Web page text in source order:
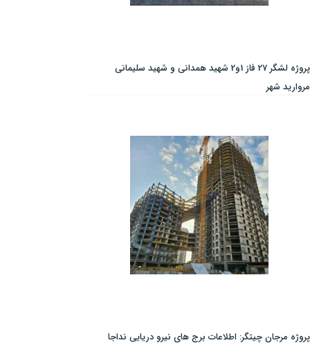
پروژه لشگر 27 فاز 1و2 شهید همدانی و شهید سلیمانی
مروارید شهر
پروژه مرجان چیتگر: اطلاعات برج های نیرو دریایی نداجا